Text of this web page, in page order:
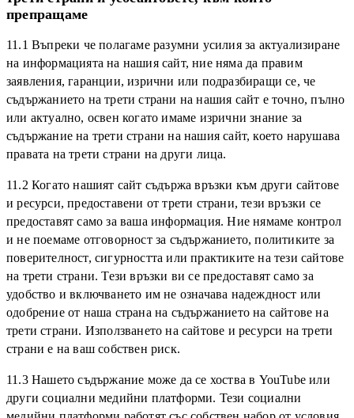
препращаме
11.1 Въпреки че полагаме разумни усилия за актуализиране
на информацията на нашия сайт, ние няма да правим
заявления, гаранции, изрични или подразбиращи се, че
съдържанието на трети страни на нашия сайт е точно, пълно
или актуално, освен когато имаме изрични знание за
съдържание на трети страни на нашия сайт, което нарушава
правата на трети страни на други лица.
11.2 Когато нашият сайт съдържа връзки към други сайтове
и ресурси, предоставени от трети страни, тези връзки се
предоставят само за ваша информация. Ние нямаме контрол
и не поемаме отговорност за съдържанието, политиките за
поверителност, сигурността или практиките на тези сайтове
на трети страни. Тези връзки ви се предоставят само за
удобство и включването им не означава надеждност или
одобрение от наша страна на съдържанието на сайтове на
трети страни. Използването на сайтове и ресурси на трети
страни е на ваш собствен риск.
11.3 Нашето съдържание може да се хоства в YouTube или
други социални медийни платформи. Тези социални